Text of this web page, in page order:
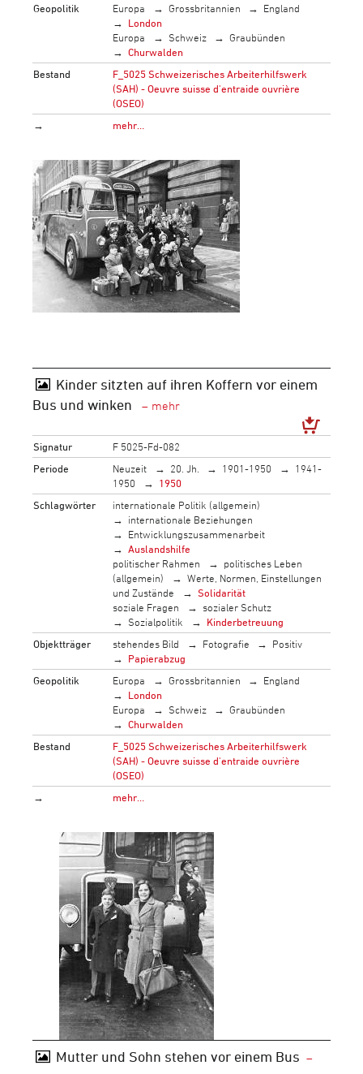
Geopolitik
Europa Grossbritannien
England
London
Europa
Schweiz
Graubünden
Churwalden
Bestand
F_5025 Schweizerisches Arbeiterhilfswerk
(SAH) - Oeuvre suisse d'entraide ouvrière
(OSEO)
→
mehr…
Kinder sitzten auf ihren Koffern vor einem
Bus und winken
Signatur
F 5025-Fd-082
Periode
Neuzeit 20. Jh. 1901-1950
1941-
1950
1950
Schlagwörter
internationale Politik (allgemein)
internationale Beziehungen
Entwicklungszusammenarbeit
Auslandshilfe
politischer Rahmen
politisches Leben
(allgemein)
Werte, Normen, Einstellungen
und Zustände
Solidarität
soziale Fragen
sozialer Schutz
Sozialpolitik
Kinderbetreuung
Objektträger
stehendes Bild Fotografie
Positiv
Papierabzug
Geopolitik
Europa Grossbritannien
England
London
Europa
Schweiz
Graubünden
Churwalden
Bestand
F_5025 Schweizerisches Arbeiterhilfswerk
(SAH) - Oeuvre suisse d'entraide ouvrière
(OSEO)
→
mehr…
Mutter und Sohn stehen vor einem Bus